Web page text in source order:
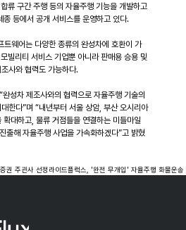
류 구간 주행 등의 자율주행 기능을 개발하고
종 등에서 공개 서비스를 운영하고 있다.
트웨어는 다양한 종류의 완성차에 호환이 가
빌리티 서비스 기업뿐 아니라 판매용 승용 및
사와 협력도 가능하다.
성차 제조사와의 협력으로 자율주행 기술의
한다”며 “내년부터 서울 상암, 부산 오시리아
대하고, 물류 거점들을 연결하는 미들마일
출해 자율주행 사업을 가속화하겠다”고 밝혔
권 주관사 선정 라이드플럭스, '완전 무개입' 자율주행 화물운송